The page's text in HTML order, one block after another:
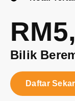
Bilik
Daftar